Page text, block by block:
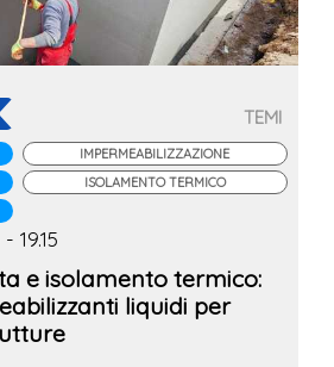
TEMI
IMPERMEABILIZZAZIONE
ISOLAMENTO TERMICO
19.15
e isolamento termico:
liquidi per